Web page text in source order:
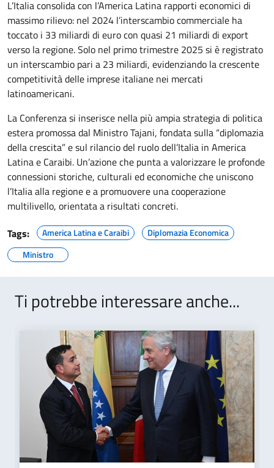
L’Italia consolida con l’America Latina rapporti economici di
massimo rilievo: nel 2024 l’interscambio commerciale ha
toccato i 33 miliardi di euro con quasi 21 miliardi di export
verso la regione. Solo nel primo trimestre 2025 si è registrato
un interscambio pari a 23 miliardi, evidenziando la crescente
competitività delle imprese italiane nei mercati
latinoamericani.
La Conferenza si inserisce nella più ampia strategia di politica
estera promossa dal Ministro Tajani, fondata sulla “diplomazia
della crescita” e sul rilancio del ruolo dell’Italia in America
Latina e Caraibi. Un’azione che punta a valorizzare le profonde
connessioni storiche, culturali ed economiche che uniscono
l’Italia alla regione e a promuovere una cooperazione
multilivello, orientata a risultati concreti.
Tags:
America Latina e Caraibi
Diplomazia Economica
Ministro
Ti potrebbe interessare anche...